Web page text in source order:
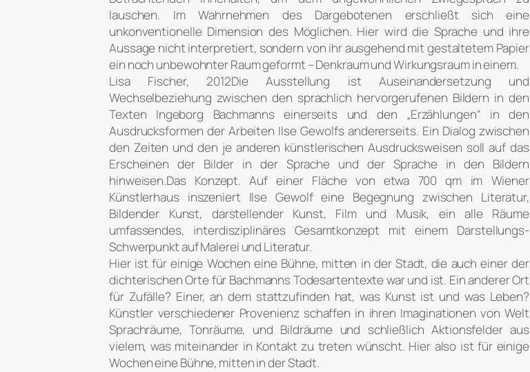
lauschen. Im Wahrnehmen des Dargebotenen erschließt sich eine
unkonventionelle Dimension des Möglichen. Hier wird die Sprache und ihre
Aussage nicht interpretiert, sondern von ihr ausgehend mit gestaltetem Papier
ein noch unbewohnter Raum geformt – Denkraum und Wirkungsraum in einem.
Lisa Fischer, 2012Die Ausstellung ist Auseinandersetzung und
Wechselbeziehung zwischen den sprachlich hervorgerufenen Bildern in den
Texten Ingeborg Bachmanns einerseits und den „Erzählungen“ in den
Ausdrucksformen der Arbeiten Ilse Gewolfs andererseits. Ein Dialog zwischen
den Zeiten und den je anderen künstlerischen Ausdrucksweisen soll auf das
Erscheinen der Bilder in der Sprache und der Sprache in den Bildern
hinweisen.Das Konzept. Auf einer Fläche von etwa 700 qm im Wiener
Künstlerhaus inszeniert Ilse Gewolf eine Begegnung zwischen Literatur,
Bildender Kunst, darstellender Kunst, Film und Musik, ein alle Räume
umfassendes, interdisziplinäres Gesamtkonzept mit einem Darstellungs-
Schwerpunkt auf Malerei und Literatur.
Hier ist für einige Wochen eine Bühne, mitten in der Stadt, die auch einer der
dichterischen Orte für Bachmanns Todesartentexte war und ist. Ein anderer Ort
für Zufälle? Einer, an dem stattzufinden hat, was Kunst ist und was Leben?
Künstler verschiedener Provenienz schaffen in ihren Imaginationen von Welt
Sprachräume, Tonräume, und Bildräume und schließlich Aktionsfelder aus
vielem, was miteinander in Kontakt zu treten wünscht. Hier also ist für einige
Wochen eine Bühne, mitten in der Stadt.